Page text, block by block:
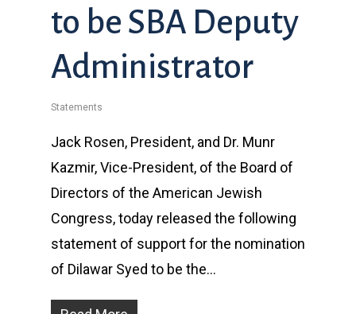
to be SBA Deputy
Administrator
Statements
Jack Rosen, President, and Dr. Munr
Kazmir, Vice-President, of the Board of
Directors of the American Jewish
Congress, today released the following
statement of support for the nomination
of Dilawar Syed to be the…